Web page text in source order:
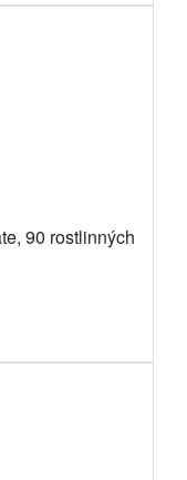
90 rostlinných